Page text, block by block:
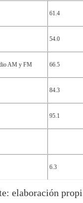
61.4
54.0
AM y FM 66.5
84.3
95.1
6.3
elaboración